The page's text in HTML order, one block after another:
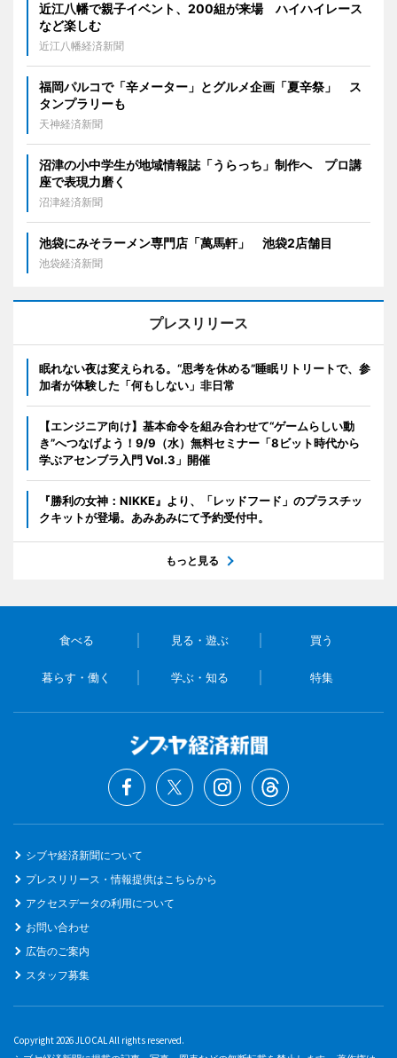
近江八幡で親子イベント、200組が来場 ハイハイレース
など楽しむ
近江八幡経済新聞
福岡パルコで「辛メーター」とグルメ企画「夏辛祭」 ス
タンプラリーも
天神経済新聞
沼津の小中学生が地域情報誌「うらっち」制作へ プロ講
座で表現力磨く
沼津経済新聞
池袋にみそラーメン専門店「萬馬軒」 池袋2店舗目
池袋経済新聞
プレスリリース
眠れない夜は変えられる。“思考を休める”睡眠リトリートで、参
加者が体験した「何もしない」非日常
【エンジニア向け】基本命令を組み合わせて“ゲームらしい動
き”へつなげよう！9/9（水）無料セミナー「8ビット時代から
学ぶアセンブラ入門 Vol.3」開催
『勝利の女神：NIKKE』より、「レッドフード」のプラスチッ
クキットが登場。あみあみにて予約受付中。
もっと見る
食べる 見る・遊ぶ 買う
暮らす・働く 学ぶ・知る 特集
シブヤ経済新聞について
プレスリリース・情報提供はこちらから
アクセスデータの利用について
お問い合わせ
広告のご案内
スタッフ募集
Copyright 2026 JLOCAL All rights reserved.